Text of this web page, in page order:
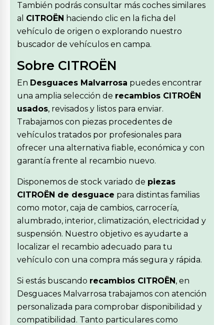
También podrás consultar más coches similares
al CITROËN haciendo clic en la ficha del
vehículo de origen o explorando nuestro
buscador de vehículos en campa.
Sobre CITROËN
En Desguaces Malvarrosa puedes encontrar
una amplia selección de recambios CITROËN
usados, revisados y listos para enviar.
Trabajamos con piezas procedentes de
vehículos tratados por profesionales para
ofrecer una alternativa fiable, económica y con
garantía frente al recambio nuevo.
Disponemos de stock variado de piezas
CITROËN de desguace para distintas familias
como motor, caja de cambios, carrocería,
alumbrado, interior, climatización, electricidad y
suspensión. Nuestro objetivo es ayudarte a
localizar el recambio adecuado para tu
vehículo con una compra más segura y rápida.
Si estás buscando recambios CITROËN, en
Desguaces Malvarrosa trabajamos con atención
personalizada para comprobar disponibilidad y
compatibilidad. Tanto particulares como